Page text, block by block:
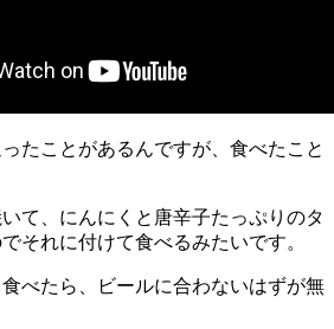
たことがあるんですが、食べたこと
て、にんにくと唐辛子たっぷりのタ
それに付けて食べるみたいです。
べたら、ビールに合わないはずが無